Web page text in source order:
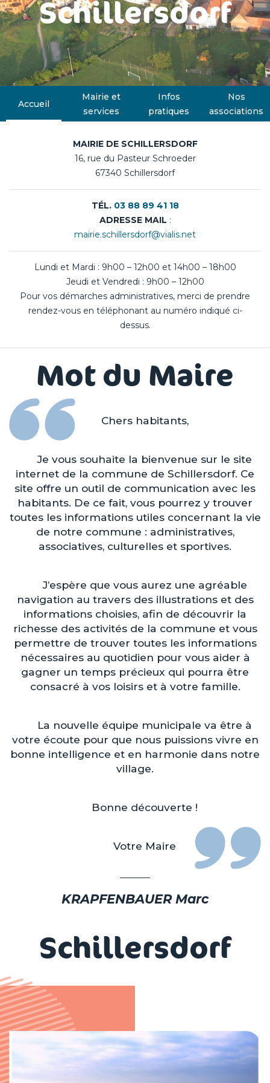
Schillersdorf
Accueil
Mairie et
services
Infos
pratiques
Nos
associations
MAIRIE DE SCHILLERSDORF
16, rue du Pasteur Schroeder
67340 Schillersdorf
TÉL. 03 88 89 41 18
ADRESSE MAIL :
mairie.schillersdorf@vialis.net
Lundi et Mardi : 9h00 – 12h00 et 14h00 – 18h00
Jeudi et Vendredi : 9h00 – 12h00
Pour vos démarches administratives, merci de prendre
rendez-vous en téléphonant au numéro indiqué ci-
dessus.
Mot du Maire
Chers habitants,
Je vous souhaite la bienvenue sur le site
internet de la commune de Schillersdorf. Ce
site offre un outil de communication avec les
habitants. De ce fait, vous pourrez y trouver
toutes les informations utiles concernant la vie
de notre commune : administratives,
associatives, culturelles et sportives.
J’espère que vous aurez une agréable
navigation au travers des illustrations et des
informations choisies, afin de découvrir la
richesse des activités de la commune et vous
permettre de trouver toutes les informations
nécessaires au quotidien pour vous aider à
gagner un temps précieux qui pourra être
consacré à vos loisirs et à votre famille.
La nouvelle équipe municipale va être à
votre écoute pour que nous puissions vivre en
bonne intelligence et en harmonie dans notre
village.
Bonne découverte !
Votre Maire
KRAPFENBAUER Marc
Schillersdorf